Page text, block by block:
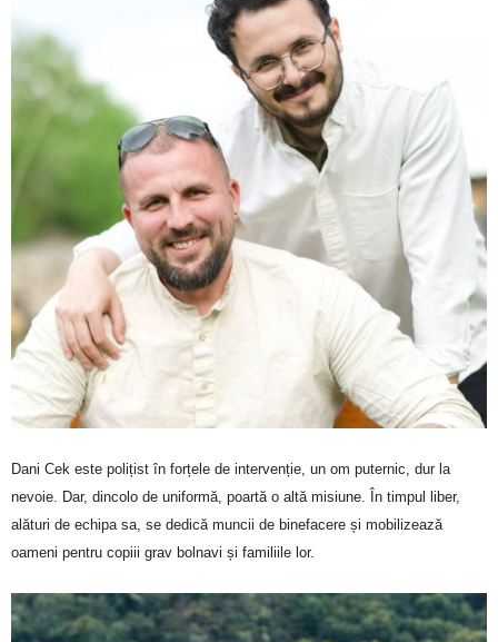
Dani Cek este polițist în forțele de intervenție, un om puternic, dur la
nevoie. Dar, dincolo de uniformă, poartă o altă misiune. În timpul liber,
alături de echipa sa, se dedică muncii de binefacere și mobilizează
oameni pentru copiii grav bolnavi și familiile lor.